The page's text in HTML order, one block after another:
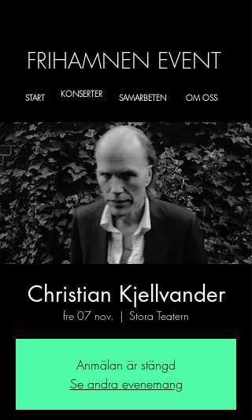
FRIHAMNEN EVENT
START OM OSS
SAMARBETEN
KONSERTER
Christian Kjellvander
fre 07 nov.
  |
Stora Teatern
Anmälan är stängd
Se andra evenemang